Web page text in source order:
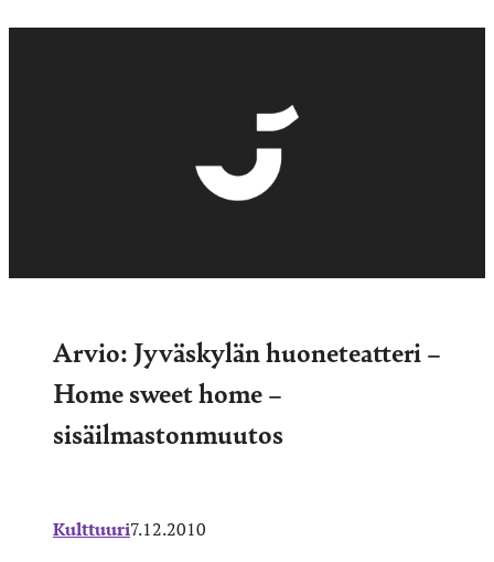
Arvio: Jyväskylän huoneteatteri –
Home sweet home –
sisäilmastonmuutos
Kulttuuri7.12.2010